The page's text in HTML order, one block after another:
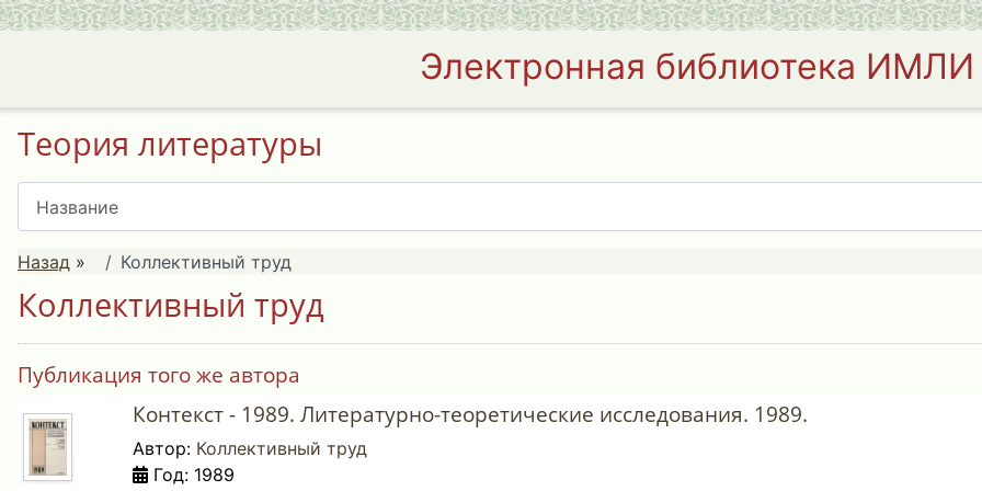
Электронная библиотека
Теория литературы
Назад » Коллективный труд
Коллективный труд
Публикация того же автора
Контекст - 1989. Литературно-теоретические исследования. 1989.
Автор: Коллективный труд
Год: 1989